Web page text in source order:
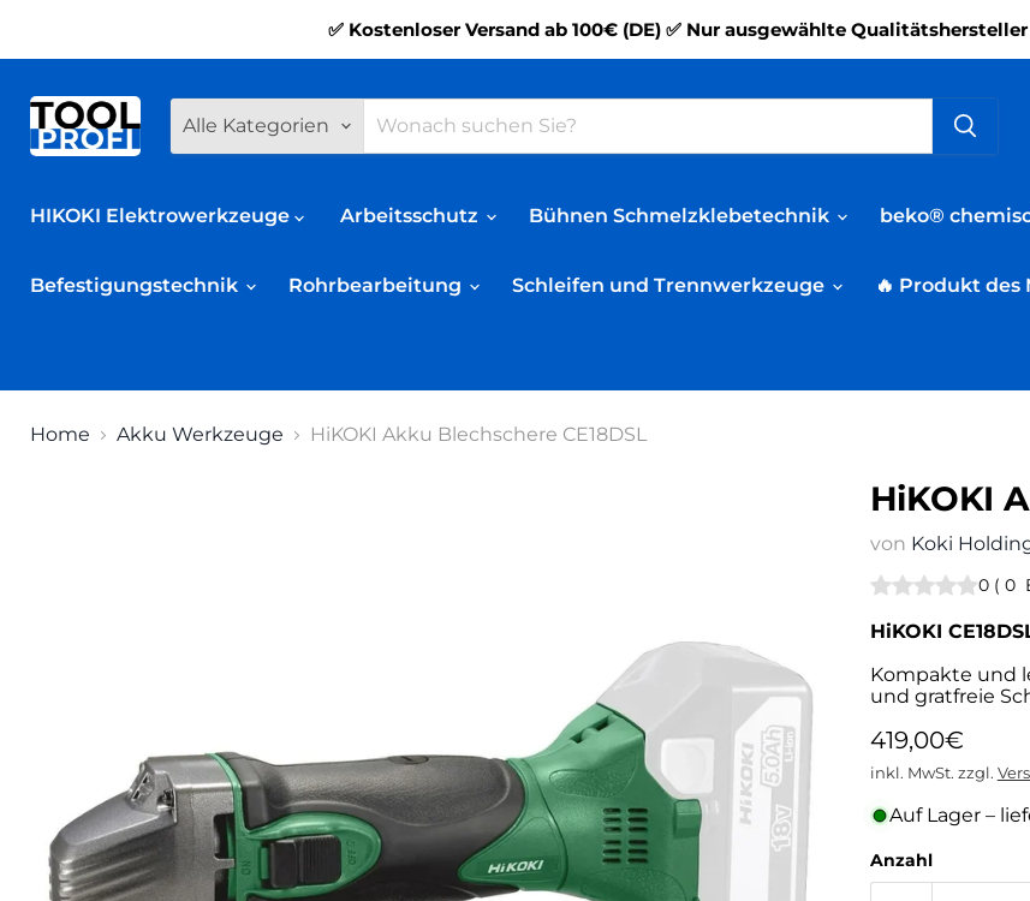
✅ Kostenloser Versand ab 100€ (DE) ✅ Nur ausgewählte
Alle Kategorien
HIKOKI Elektrowerkzeuge
Arbeitsschutz Bühnen Schmelzklebetechnik beko®
Befestigungstechnik Rohrbearbeitung Schleifen und Trennwerkzeuge 🔥 Produkt des
Home Akku Werkzeuge HiKOKI Akku Blechschere CE18DSL
HiKOKI
von Koki
0 ( 0
HiKOKI
Kompakte und
und gratfreie
Aktueller Preis
419,00€
inkl. MwSt. zzgl.
Auf Lager –
Anzahl